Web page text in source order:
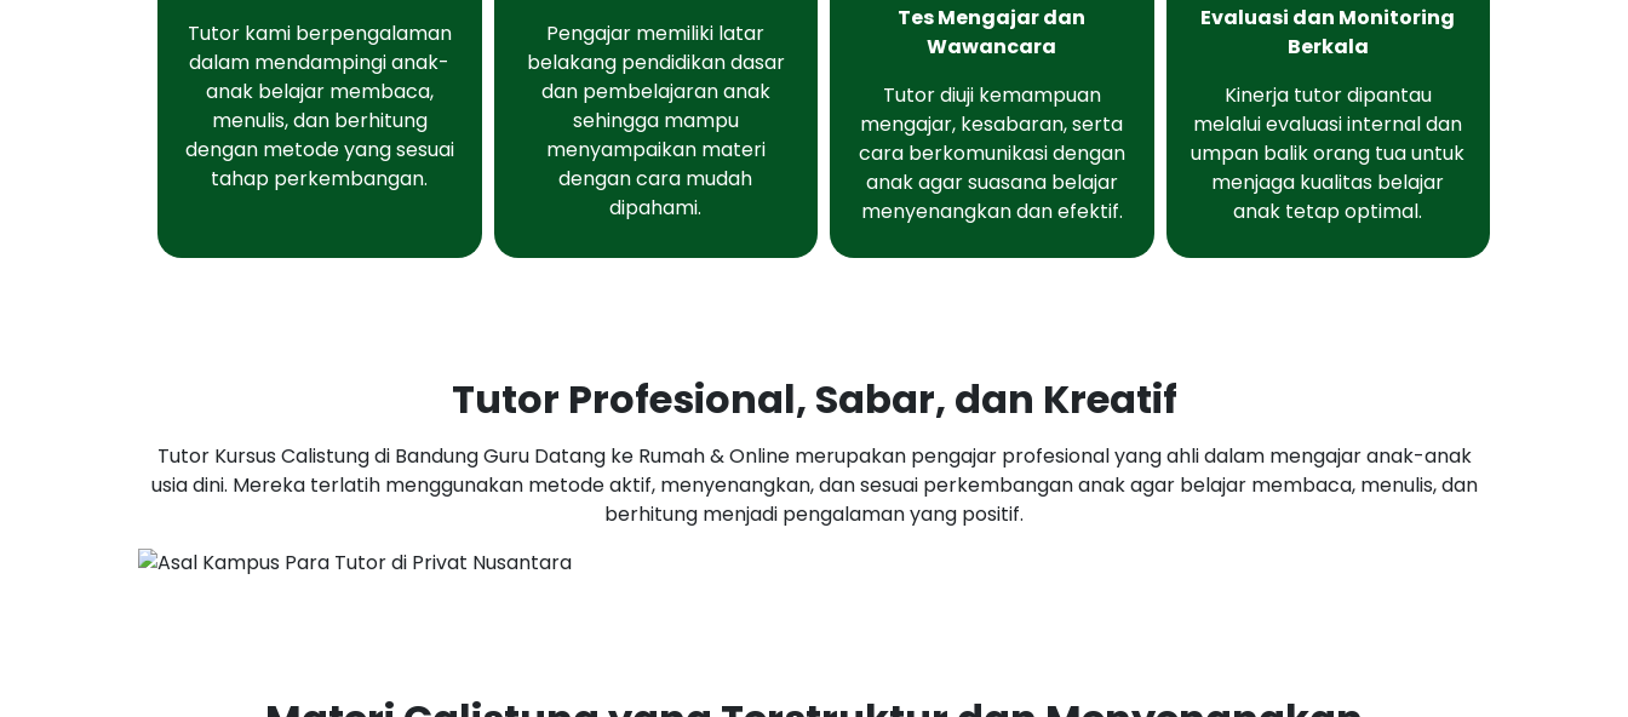
Tutor kami berpengalaman
dalam mendampingi anak-
anak belajar membaca,
menulis, dan berhitung
dengan metode yang sesuai
tahap perkembangan.
Pengajar memiliki latar
belakang pendidikan dasar
dan pembelajaran anak
sehingga mampu
menyampaikan materi
dengan cara mudah
dipahami.
Tes Mengajar dan
Wawancara
Tutor diuji kemampuan
mengajar, kesabaran, serta
cara berkomunikasi dengan
anak agar suasana belajar
menyenangkan dan efektif.
Evaluasi dan Monitoring
Berkala
Kinerja tutor dipantau
melalui evaluasi internal dan
umpan balik orang tua untuk
menjaga kualitas belajar
anak tetap optimal.
Tutor Profesional, Sabar, dan Kreatif
Tutor Kursus Calistung di Bandung Guru Datang ke Rumah & Online merupakan pengajar profesional yang ahli dalam mengajar anak-anak
usia dini. Mereka terlatih menggunakan metode aktif, menyenangkan, dan sesuai perkembangan anak agar belajar membaca, menulis, dan
berhitung menjadi pengalaman yang positif.